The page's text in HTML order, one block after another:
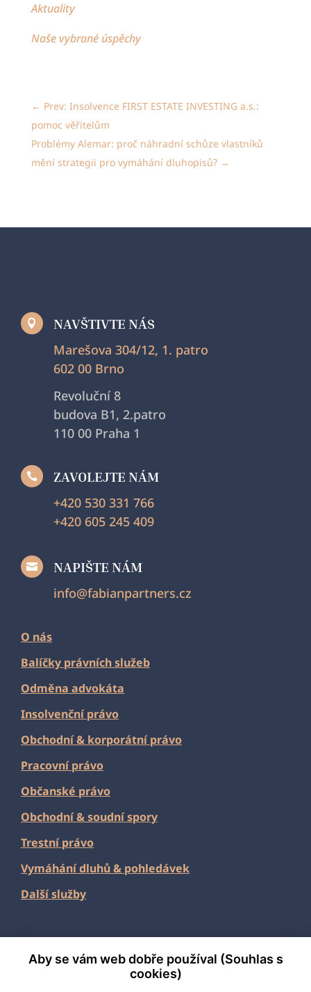
Aktuality
Naše vybrané úspěchy
← Prev: Insolvence FIRST ESTATE INVESTING a.s.:
pomoc věřitelům
Problémy Alemar: proč náhradní schůze vlastníků
mění strategii pro vymáhání dluhopisů?→

NAVŠTIVTE NÁS
Marešova 304/12, 1. patro
602 00 Brno
Revoluční 8
budova B1, 2.patro
110 00 Praha 1

ZAVOLEJTE NÁM
+420 530 331 766
+420 605 245 409

NAPIŠTE NÁM
info@fabianpartners.cz
O nás
Balíčky právních služeb
Odměna advokáta
Insolvenční právo
Obchodní& korporátní právo
Pracovní právo
Občanské právo
Obchodní & soudní spory
Trestní právo
Vymáhání dluhů & pohledávek
Další služby
2026 Fabian & Partners
Aby se vám web dobře používal (Souhlas s
cookies)